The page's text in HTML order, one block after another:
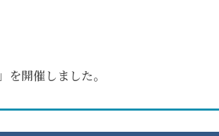
開催しました。